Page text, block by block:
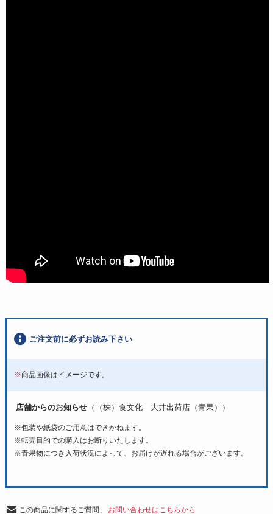
ご注文前に必ずお読み下さい
※商品画像はイメージです。
店舗からのお知らせ （（株）食文化 大井出荷店（青果））
※包装や紙袋のご用意はできかねます。
※転売目的での購入はお断りいたします。
※青果物につき入荷状況によって、お届けが遅れる場合がございます。
この商品に関するご質問、 お問い合わせはこちらから